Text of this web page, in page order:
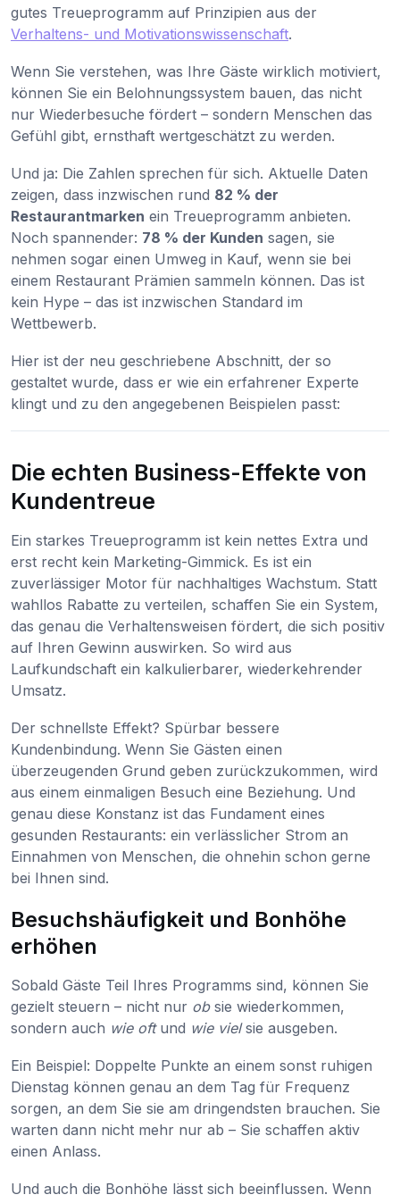
gutes Treueprogramm auf Prinzipien aus der
Verhaltens- und Motivationswissenschaft.
Wenn Sie verstehen, was Ihre Gäste wirklich motiviert,
können Sie ein Belohnungssystem bauen, das nicht
nur Wiederbesuche fördert – sondern Menschen das
Gefühl gibt, ernsthaft wertgeschätzt zu werden.
Und ja: Die Zahlen sprechen für sich. Aktuelle Daten
zeigen, dass inzwischen rund 82 % der
Restaurantmarken ein Treueprogramm anbieten.
Noch spannender: 78 % der Kunden sagen, sie
nehmen sogar einen Umweg in Kauf, wenn sie bei
einem Restaurant Prämien sammeln können. Das ist
kein Hype – das ist inzwischen Standard im
Wettbewerb.
Hier ist der neu geschriebene Abschnitt, der so
gestaltet wurde, dass er wie ein erfahrener Experte
klingt und zu den angegebenen Beispielen passt:
Die echten Business-Effekte von
Kundentreue
Ein starkes Treueprogramm ist kein nettes Extra und
erst recht kein Marketing-Gimmick. Es ist ein
zuverlässiger Motor für nachhaltiges Wachstum. Statt
wahllos Rabatte zu verteilen, schaffen Sie ein System,
das genau die Verhaltensweisen fördert, die sich positiv
auf Ihren Gewinn auswirken. So wird aus
Laufkundschaft ein kalkulierbarer, wiederkehrender
Umsatz.
Der schnellste Effekt? Spürbar bessere
Kundenbindung. Wenn Sie Gästen einen
überzeugenden Grund geben zurückzukommen, wird
aus einem einmaligen Besuch eine Beziehung. Und
genau diese Konstanz ist das Fundament eines
gesunden Restaurants: ein verlässlicher Strom an
Einnahmen von Menschen, die ohnehin schon gerne
bei Ihnen sind.
Besuchshäufigkeit und Bonhöhe
erhöhen
Sobald Gäste Teil Ihres Programms sind, können Sie
gezielt steuern – nicht nur obsie wiederkommen,
sondern auch wie oftund wie vielsie ausgeben.
Ein Beispiel: Doppelte Punkte an einem sonst ruhigen
Dienstag können genau an dem Tag für Frequenz
sorgen, an dem Sie sie am dringendsten brauchen. Sie
warten dann nicht mehr nur ab – Sie schaffen aktiv
einen Anlass.
Und auch die Bonhöhe lässt sich beeinflussen. Wenn